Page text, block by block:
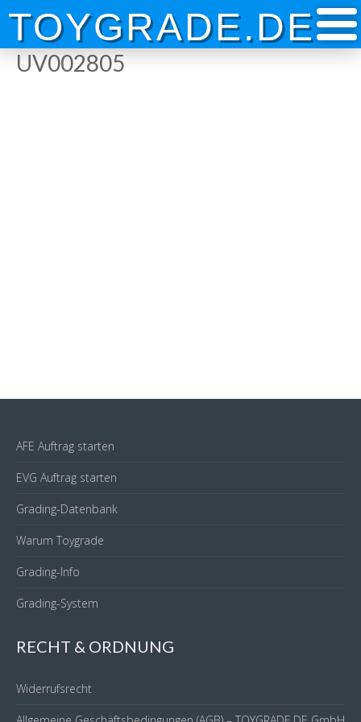
Skip
content
TOYGRADE.DE
UV002805
AFE Auftrag starten
EVG Auftrag starten
Grading-Datenbank
Warum Toygrade
Grading-Info
Grading-System
RECHT & ORDNUNG
Widerrufsrecht